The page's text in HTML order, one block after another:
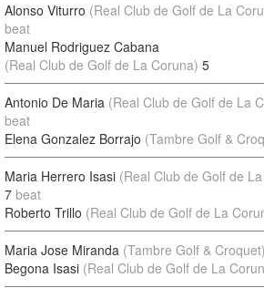
Alonso Viturro (Real Club de Golf de La
beat
Manuel Rodriguez Cabana
(Real Club de Golf de La Coruna) 5
Antonio De Maria (Real Club de Golf de La
beat
Elena Gonzalez Borrajo (Tambre Golf &
Maria Herrero Isasi (Real Club de Golf de
7 beat
Roberto Trillo (Real Club de Golf de La
Maria Jose Miranda (Tambre Golf & Croquet)
Begona Isasi (Real Club de Golf de La